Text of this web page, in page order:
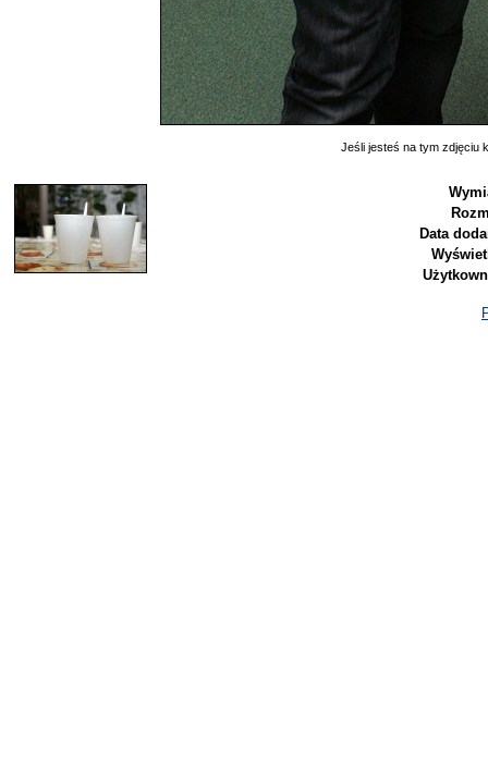
Jeśli jesteś na tym zdjęciu
Data